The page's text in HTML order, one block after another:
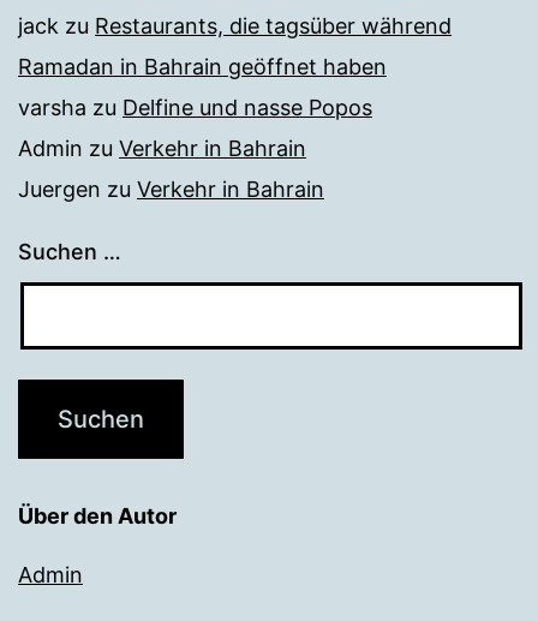
jack zu Restaurants, die tagsüber während
Ramadan in Bahrain geöffnet haben
varsha zu Delfine und nasse Popos
Admin zu Verkehr in Bahrain
Juergen zu Verkehr in Bahrain
Suchen …
Über den Autor
Admin